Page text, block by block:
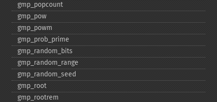
gmp_​popcount
gmp_​pow
gmp_​powm
gmp_​prob_​prime
gmp_​random_​bits
gmp_​random_​range
gmp_​random_​seed
gmp_​root
gmp_​rootrem